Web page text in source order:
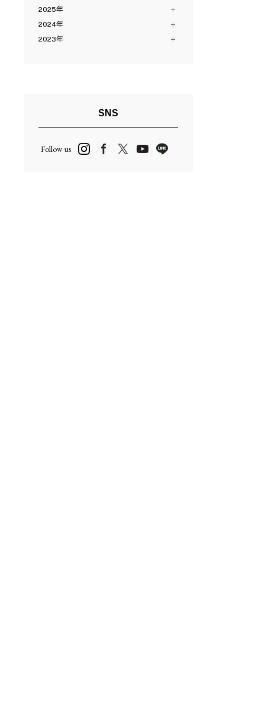
8月（2）
7月（10）
6月（11）
2025年
12月（13）
11月（12）
2月（13）
2024年
12月（13）
6月（3）
4月（2）
2023年
6月（14）
4月（16）
SNS
Follow us